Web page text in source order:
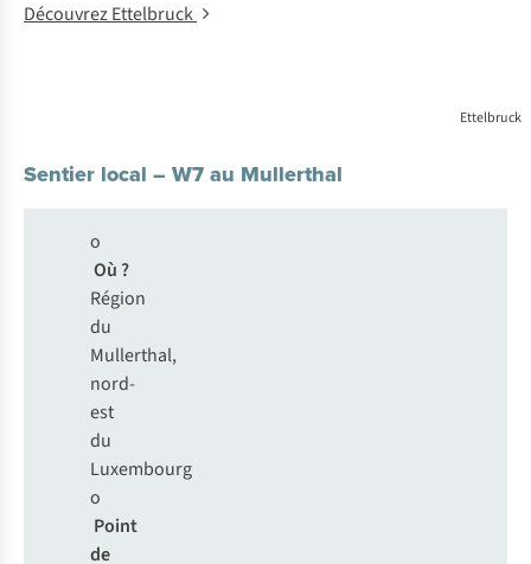
Découvrez Ettelbruck
Ettelbruck
Sentier local – W7 au Mullerthal
o
Où ?
Région
du
Mullerthal,
nord-
est
du
Luxembourg
o
Point
de